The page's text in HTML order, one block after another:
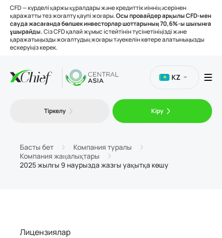
CFD — күрделі қаржы құралдары және кредиттік иіннің әсерінен
қаражатты тез жоғалту қаупі жоғары.Осы провайдер арқылы CFD-мен
сауда жасағанда бөлшек инвесторлар шоттарының 70,6%-ы шығынға
ұшырайды.Сіз CFD қалай жұмыс істейтінін түсінетініңізді және
қаражатыңызды жоғалтудың жоғары тәуекелін көтере алатыныңызды
ескеруіңіз керек.
Құралдар
KZ
Тіркелу Кіру
Басты бет
Компания туралы
Компания жаңалықтары
2025 жылғы 9 наурызда жазғы уақытқа көшу
Лицензиялар